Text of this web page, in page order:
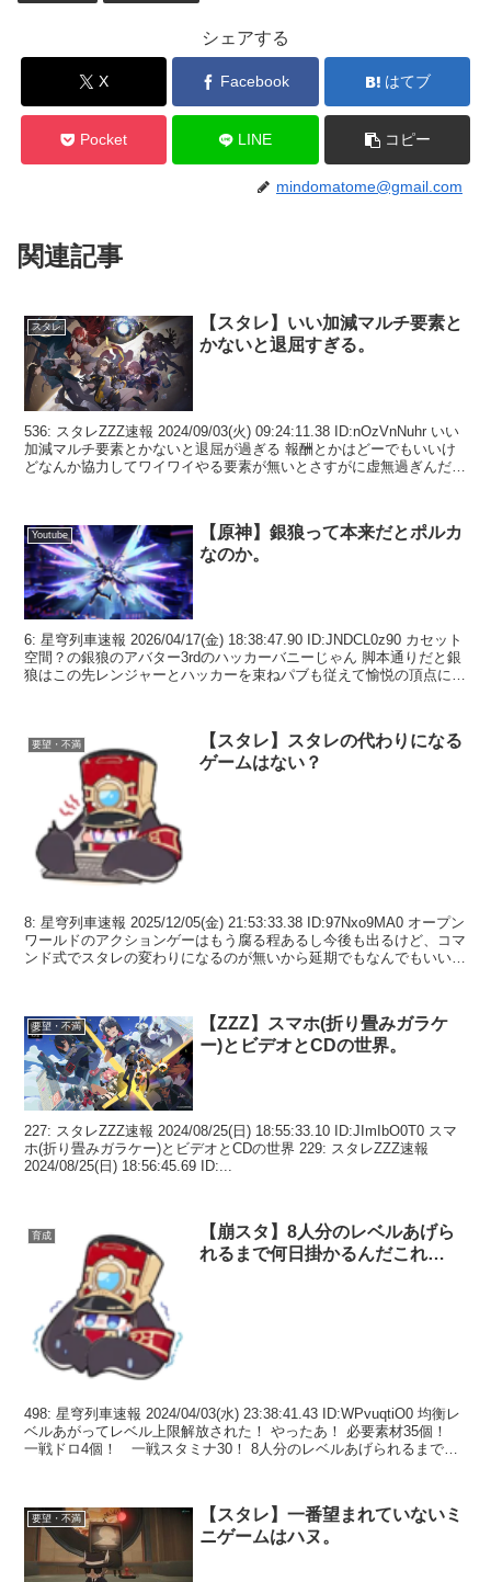
シェアする
X Facebook はてブ
Pocket LINE コピー
mindomatome@gmail.com
関連記事
スタレ
【スタレ】いい加減マルチ要素と
かないと退屈すぎる。
536: スタレZZZ速報 2024/09/03(火) 09:24:11.38 ID:nOzVnNuhr いい
加減マルチ要素とかないと退屈が過ぎる 報酬とかはどーでもいいけ
どなんか協力してワイワイやる要素が無いとさすがに虚無過ぎんだろ
Youtube
【原神】銀狼って本来だとポルカ
なのか。
6: 星穹列車速報 2026/04/17(金) 18:38:47.90 ID:JNDCL0z90 カセット
空間？の銀狼のアバター3rdのハッカーバニーじゃん 脚本通りだと銀
狼はこの先レンジャーとハッカーを束ねパブも従えて愉悦の頂点に立
要望・不満
【スタレ】スタレの代わりになる
ゲームはない？
8: 星穹列車速報 2025/12/05(金) 21:53:33.38 ID:97Nxo9MA0 オープン
ワールドのアクションゲーはもう腐る程あるし今後も出るけど、コマ
ンド式でスタレの変わりになるのが無いから延期でもなんでもいいか
要望・不満
【ZZZ】スマホ(折り畳みガラケ
ー)とビデオとCDの世界。
227: スタレZZZ速報 2024/08/25(日) 18:55:33.10 ID:JImIbO0T0 スマ
ホ(折り畳みガラケー)とビデオとCDの世界 229: スタレZZZ速報
2024/08/25(日) 18:56:45.69 ID:...
育成
【崩スタ】8人分のレベルあげら
れるまで何日掛かるんだこれ…
498: 星穹列車速報 2024/04/03(水) 23:38:41.43 ID:WPvuqtiO0 均衡レ
ベルあがってレベル上限解放された！ やったあ！ 必要素材35個！
一戦ドロ4個！ 一戦スタミナ30！ 8人分のレベルあげられるまで
要望・不満
【スタレ】一番望まれていないミ
ニゲームはハヌ。